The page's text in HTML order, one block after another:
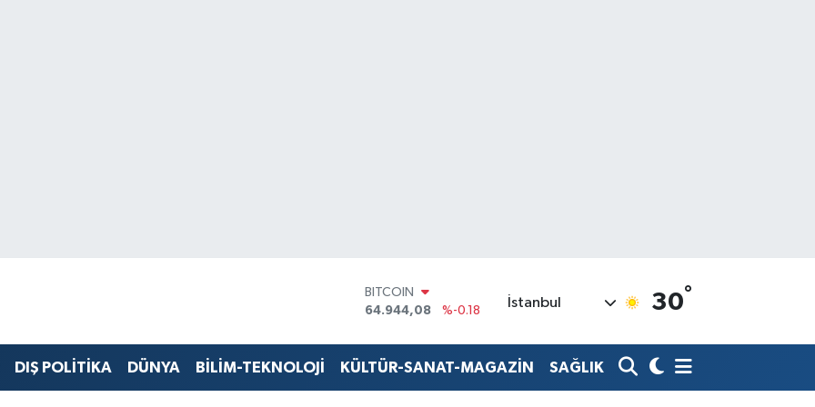
DOLAR
47,7436
%0.18
55,2510
%0.32
STERLİN
İstanbul 30°
DIŞ POLİTİKA DÜNYA BİLİM-TEKNOLOJİ KÜLTÜR-SANAT-MAGAZİN SAĞLIK